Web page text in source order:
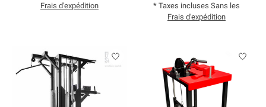
Frais d'expédition
* Taxes incluses Sans les
Frais d'expédition